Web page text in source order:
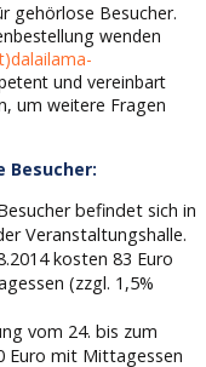
gehörlose Besucher.
wenden
und vereinbart
um weitere Fragen
befindet sich in
Veranstaltungshalle.
kosten 83 Euro
(zzgl. 1,5%
vom 24. bis zum
Euro mit Mittagessen